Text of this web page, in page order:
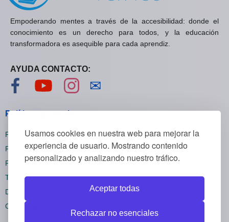
Usamos cookies en nuestra web para mejorar la
experiencia de usuario. Mostrando contenido
personalizado y analizando nuestro tráfico.
Aceptar todas
Rechazar no esenciales
Empoderando mentes a través de la accesibilidad: donde el
conocimiento es un derecho para todos, y la educación
transformadora es asequible para cada aprendiz.
AYUDA CONTACTO:
Visítanos en Facebook
Visítanos en YouTube
Visítanos en Instagram
✉
Políticas generales
Políticas de privacidad
Políticas de cookies
Políticas de reembolsos
Términos y condiciones
Darse de baja
Configuración cookies